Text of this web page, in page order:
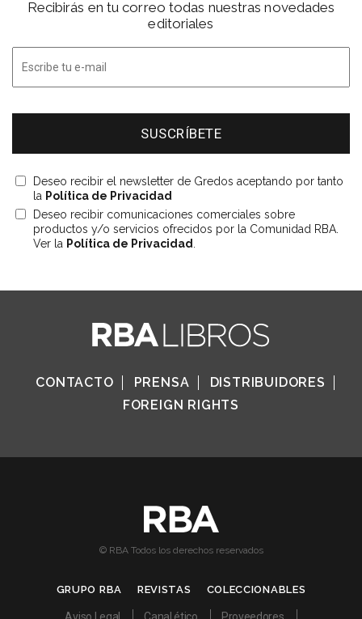
Recibirás en tu correo todas nuestras novedades
editoriales
Deseo recibir el newsletter de Gredos aceptando por tanto
la Política de Privacidad
Deseo recibir comunicaciones comerciales sobre
productos y/o servicios ofrecidos por la Comunidad RBA.
Ver la Política de Privacidad
CONTACTO PRENSA
DISTRIBUIDORES
FOREIGN RIGHTS
© RBA Todos los derechos reservados
GRUPO RBA REVISTAS COLECCIONABLES